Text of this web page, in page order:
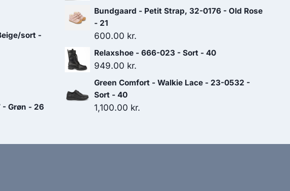
sort -
- Grøn - 26
Bundgaard - Petit Strap, 32-0176 - Old Rose
- 21
600.00 kr.
Relaxshoe - 666-023 - Sort - 40
949.00 kr.
Green Comfort - Walkie Lace - 23-0532 -
Sort - 40
1,100.00 kr.